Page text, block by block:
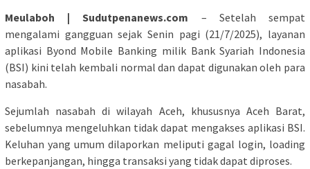
Meulaboh | Sudutpenanews.com – Setelah sempat
mengalami gangguan sejak Senin pagi (21/7/2025), layanan
aplikasi Byond Mobile Banking milik Bank Syariah Indonesia
(BSI) kini telah kembali normal dan dapat digunakan oleh para
nasabah.
Sejumlah nasabah di wilayah Aceh, khususnya Aceh Barat,
sebelumnya mengeluhkan tidak dapat mengakses aplikasi BSI.
Keluhan yang umum dilaporkan meliputi gagal login, loading
berkepanjangan, hingga transaksi yang tidak dapat diproses.